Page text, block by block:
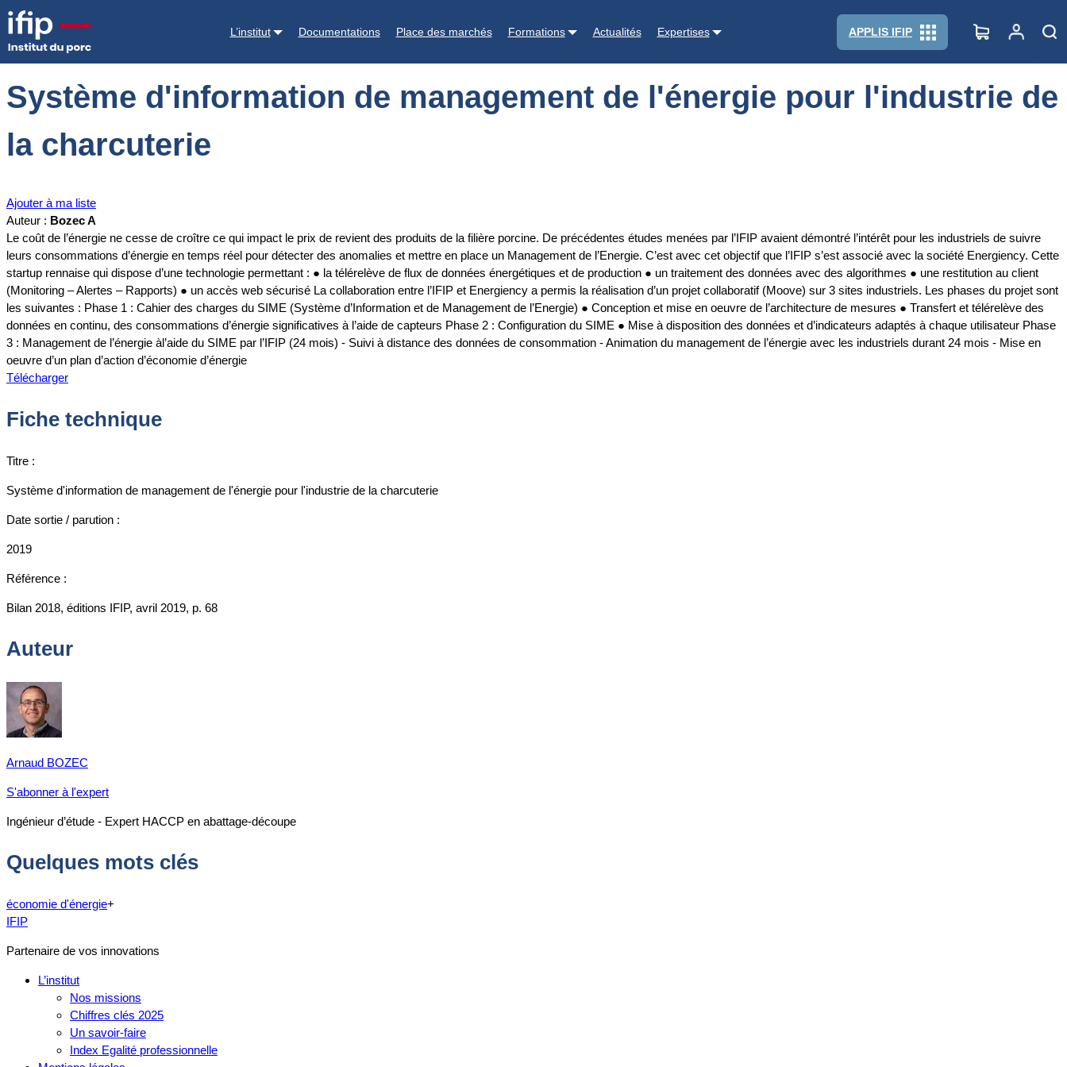
L’institut Documentations Place des marchés Formations Actualités Expertises APPLIS IFIP
Accueil Documentations
Système d'information de management de l'énergie pour l'industrie de
la charcuterie
Ajouter à ma liste
Auteur : Bozec A
Le coût de l’énergie ne cesse de croître ce qui impact le prix de revient des produits de la filière porcine. De précédentes études menées par l’IFIP avaient démontré l’intérêt pour les industriels de suivre
leurs consommations d’énergie en temps réel pour détecter des anomalies et mettre en place un Management de l’Energie. C’est avec cet objectif que l’IFIP s’est associé avec la société Energiency. Cette
startup rennaise qui dispose d’une technologie permettant : ● la télérelève de flux de données énergétiques et de production ● un traitement des données avec des algorithmes ● une restitution au client
(Monitoring – Alertes – Rapports) ● un accès web sécurisé La collaboration entre l’IFIP et Energiency a permis la réalisation d’un projet collaboratif (Moove) sur 3 sites industriels. Les phases du projet sont
les suivantes : Phase 1 : Cahier des charges du SIME (Système d’Information et de Management de l’Energie) ● Conception et mise en oeuvre de l’architecture de mesures ● Transfert et télérelève des
données en continu, des consommations d’énergie significatives à l’aide de capteurs Phase 2 : Configuration du SIME ● Mise à disposition des données et d’indicateurs adaptés à chaque utilisateur Phase
3 : Management de l’énergie àl’aide du SIME par l’IFIP (24 mois) - Suivi à distance des données de consommation - Animation du management de l’énergie avec les industriels durant 24 mois - Mise en
oeuvre d’un plan d’action d’économie d’énergie
Télécharger
Fiche technique
Titre :
Système d'information de management de l'énergie pour l'industrie de la charcuterie
Date sortie / parution :
2019
Référence :
Bilan 2018, éditions IFIP, avril 2019, p. 68
Auteur
Arnaud BOZEC
S'abonner à l'expert
Ingénieur d’étude - Expert HACCP en abattage-découpe
Quelques mots clés
économie d'énergie+
IFIP
Partenaire de vos innovations
L’institut
Nos missions
Chiffres clés 2025
Un savoir-faire
Index Egalité professionnelle